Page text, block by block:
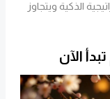
الذكية ويتجاوز
الآن